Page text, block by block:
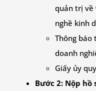
quản trị về
nghề kinh
Thông báo
doanh
Giấy ủy
Bước 2: Nộp hồ